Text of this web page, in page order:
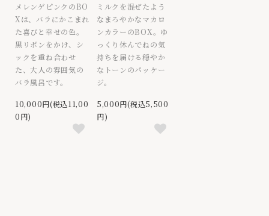
メレンゲピンクのBO
Xは、バラにかこまれ
た喜びと幸せの色。
黒リボンをかけ、シ
ックを重ね合わせ
た、大人の雰囲気の
バラ風呂です。
10,000円(税込11,00
0円)
ミルクを混ぜたよう
なまろやかなマカロ
ンカラーのBOX。ゆ
っくり休んでねの気
持ちを届ける穏やか
なトーンのパッケー
ジ。
5,000円(税込5,500
円)